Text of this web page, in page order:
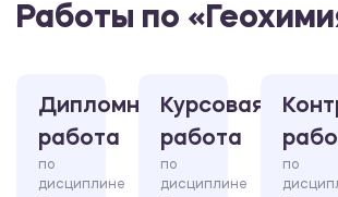
Работы по
Дипломная
работа
по
дисциплине
Курсовая
работа
по
дисциплине
по